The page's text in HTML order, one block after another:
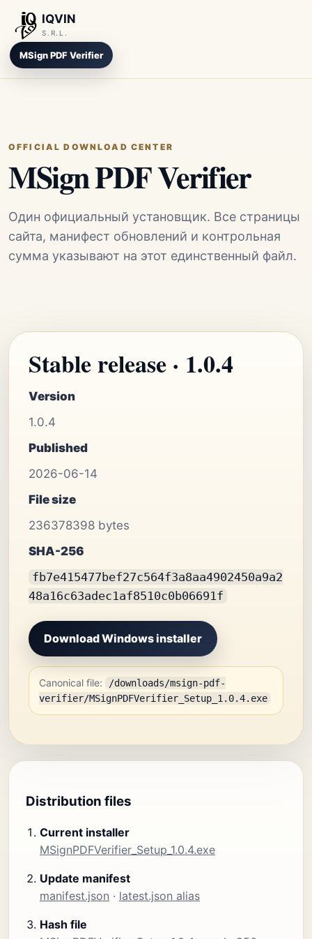
IQVIN
S.R.L.
MSign PDF Verifier
OFFICIAL DOWNLOAD CENTER
MSign PDF Verifier
Один официальный установщик. Все страницы
сайта, манифест обновлений и контрольная
сумма указывают на этот единственный файл.
Stable release · 1.0.4
Version
1.0.4
Published
2026-06-14
File size
236378398 bytes
SHA-256
fb7e415477bef27c564f3a8aa4902450a9a2
48a16c63adec1af8510c0b06691f
Download Windows installer
Canonical file:
/downloads/msign-pdf-
verifier/MSignPDFVerifier_Setup_1.0.4.exe
Distribution files
Current installer
MSignPDFVerifier_Setup_1.0.4.exe
Update manifest
manifest.json · latest.json alias
Hash file